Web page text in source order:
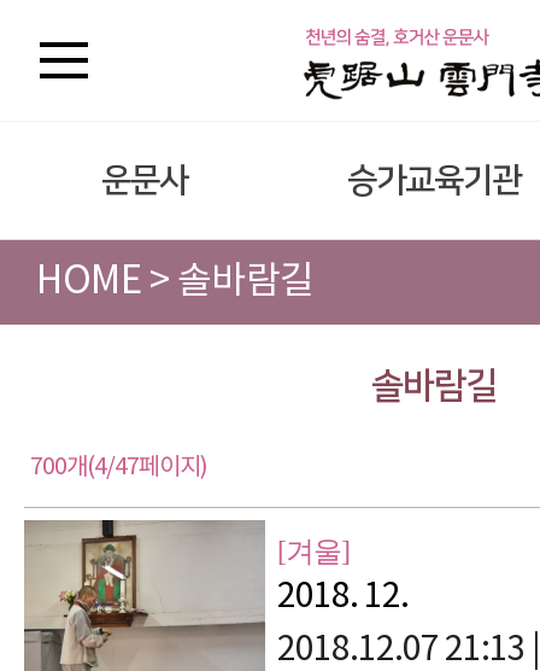
운문사 승가교육기관
HOME > 솔바람길
솔바람길
700개(4/47페이지)
[겨울]
2018. 12.
2018.12.07 21:13